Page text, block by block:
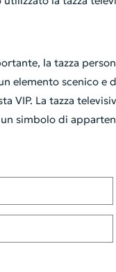
la tazza
elemento scenico e
VIP. La tazza
simbolo di